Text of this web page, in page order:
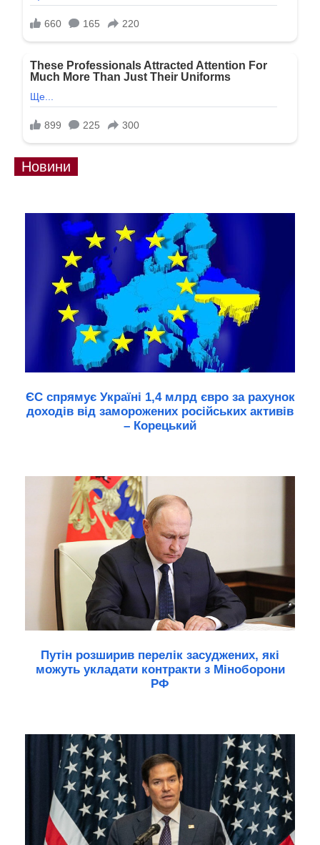
Новини
ЄС спрямує Україні 1,4 млрд євро за рахунок
доходів від заморожених російських активів
– Корецький
Путін розширив перелік засуджених, які
можуть укладати контракти з Міноборони
РФ